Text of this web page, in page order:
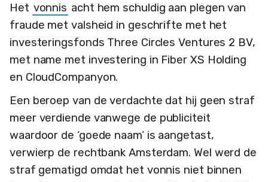
Het vonnis acht hem schuldig aan plegen van
fraude met valsheid in geschrifte met het
investeringsfonds Three Circles Ventures 2 BV,
met name met investering in Fiber XS Holding
en CloudCompanyon.
Een beroep van de verdachte dat hij geen straf
meer verdiende vanwege de publiciteit
waardoor de ‘goede naam’ is aangetast,
verwierp de rechtbank Amsterdam. Wel werd de
straf gematigd omdat het vonnis niet binnen